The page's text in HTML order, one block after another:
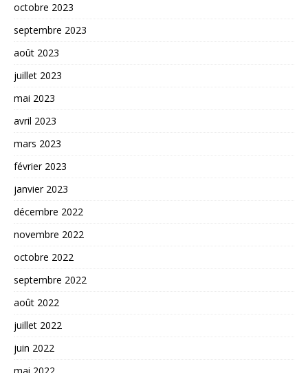
octobre 2023
septembre 2023
août 2023
juillet 2023
mai 2023
avril 2023
mars 2023
février 2023
janvier 2023
décembre 2022
novembre 2022
octobre 2022
septembre 2022
août 2022
juillet 2022
juin 2022